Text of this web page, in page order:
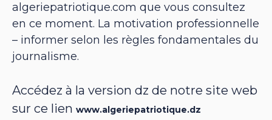
algeriepatriotique.com que vous consultez
en ce moment. La motivation professionnelle
– informer selon les règles fondamentales du
journalisme.
Accédez à la version dz de notre site web
sur ce lien www.algeriepatriotique.dz